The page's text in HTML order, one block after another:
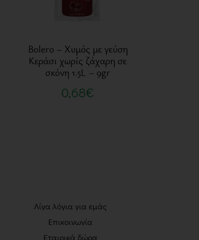
Bolero – Χυμός με γεύση
Κεράσι χωρίς ζάχαρη σε
σκόνη 1.5L – 9gr
0,68€
Λίγα λόγια για εμάς
Επικοινωνία
Εταιρικά δώρα